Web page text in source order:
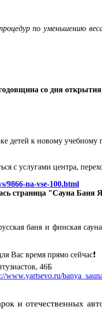
по уменьшению
со дня открытия
детей к новому
с услугами центра,
9866-na-vse-100.html
страница "Сауна Баня
баня и финская
Вас время прямо сейчас❗️
46Б
www.yartsevo.ru/
и отечественных